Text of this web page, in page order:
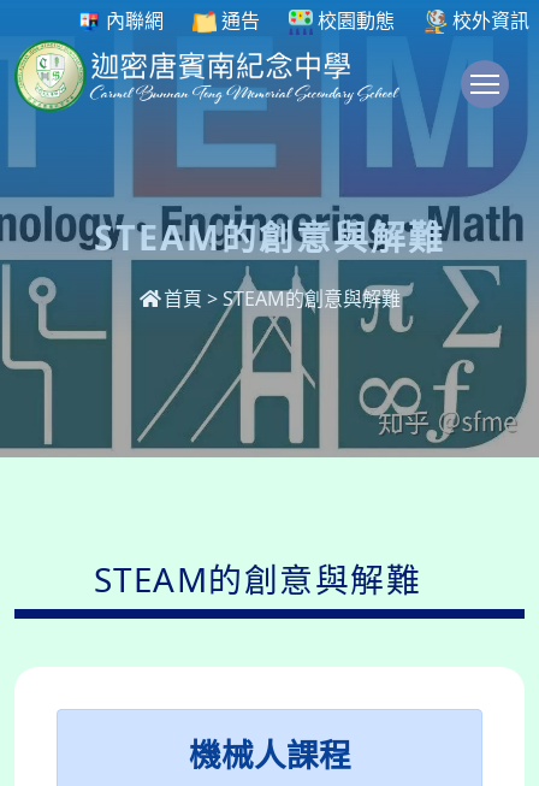
內聯網 通告 校園動態 校外資訊
STEAM的創意與解難
首頁 > STEAM的創意與解難
STEAM的創意與解難
機械人課程